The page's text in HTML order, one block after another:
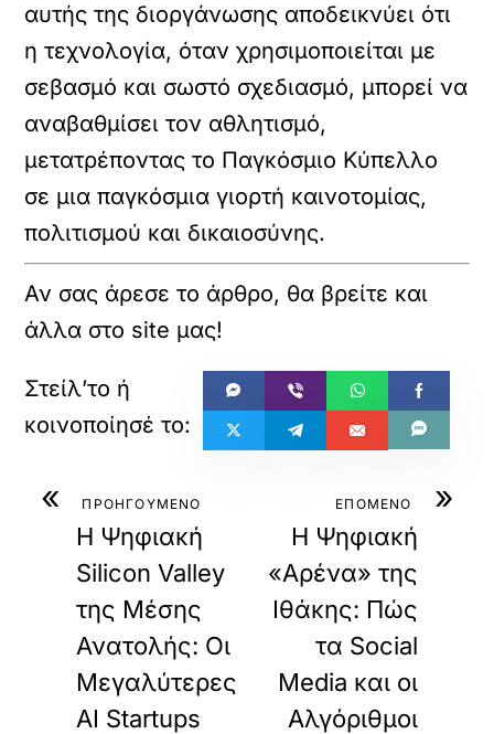
αυτής της διοργάνωσης αποδεικνύει ότι
η τεχνολογία, όταν χρησιμοποιείται με
σεβασμό και σωστό σχεδιασμό, μπορεί να
αναβαθμίσει τον αθλητισμό,
μετατρέποντας το Παγκόσμιο Κύπελλο
σε μια παγκόσμια γιορτή καινοτομίας,
πολιτισμού και δικαιοσύνης.
Αν σας άρεσε το άρθρο, θα βρείτε και
άλλα στο site μας!
« ΠΡΟΗΓΟΥΜΕΝΟ
Η Ψηφιακή
Silicon Valley
της Μέσης
Ανατολής: Οι
Μεγαλύτερες
AI Startups
»
ΕΠΟΜΕΝΟ
Η Ψηφιακή
«Αρένα» της
Ιθάκης: Πώς
τα Social
Media και οι
Αλγόριθμοι